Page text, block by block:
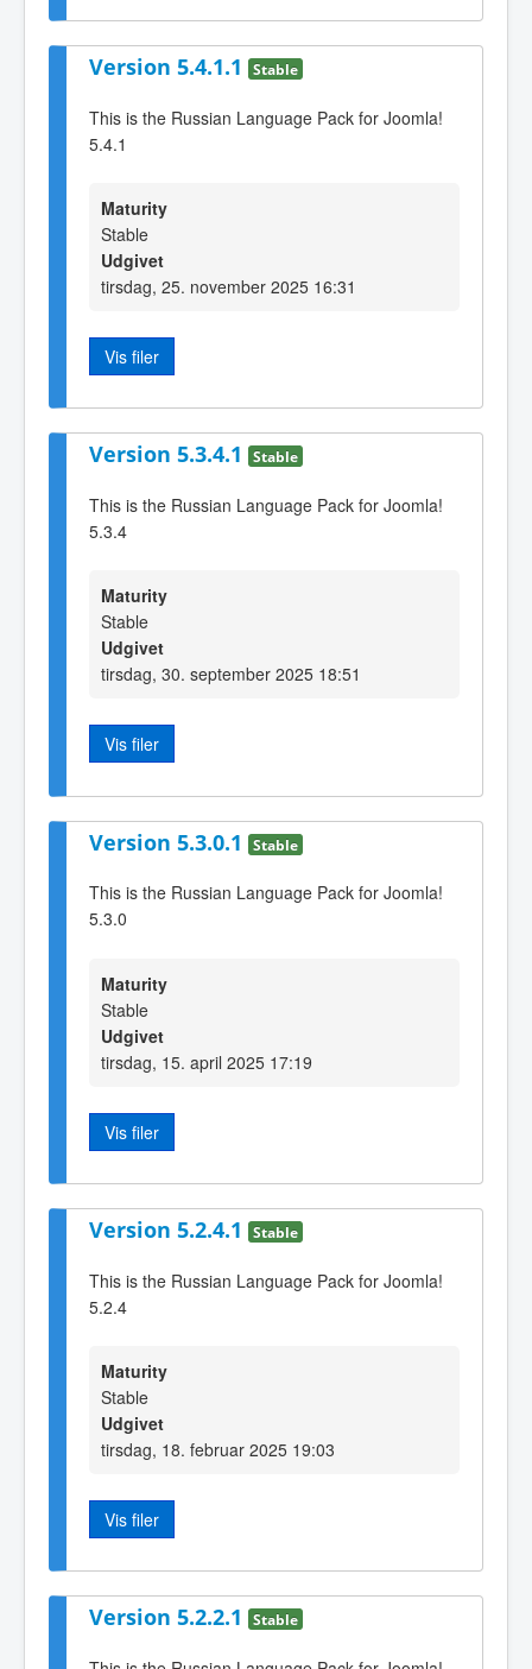
Version 5.4.1.1 Stable
This is the Russian Language Pack for Joomla!
5.4.1
Maturity
Stable
Udgivet
tirsdag, 25. november 2025 16:31
Vis filer
Version 5.3.4.1 Stable
This is the Russian Language Pack for Joomla!
5.3.4
Maturity
Stable
Udgivet
tirsdag, 30. september 2025 18:51
Vis filer
Version 5.3.0.1 Stable
This is the Russian Language Pack for Joomla!
5.3.0
Maturity
Stable
Udgivet
tirsdag, 15. april 2025 17:19
Vis filer
Version 5.2.4.1 Stable
This is the Russian Language Pack for Joomla!
5.2.4
Maturity
Stable
Udgivet
tirsdag, 18. februar 2025 19:03
Vis filer
Version 5.2.2.1 Stable